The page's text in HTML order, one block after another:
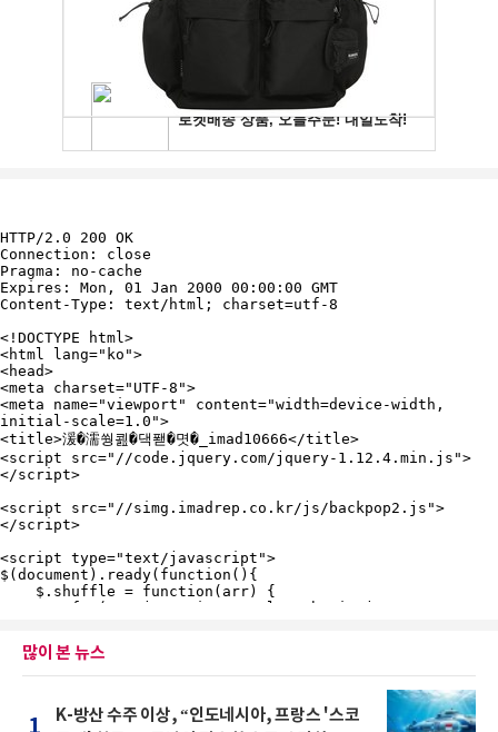
많이 본 뉴스
K-방산 수주 이상, “인도네시아, 프랑스 '스코